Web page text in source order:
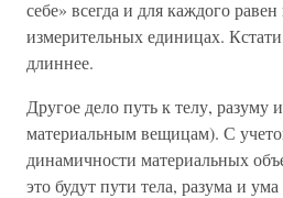
себе» всегда и для каждого
измерительных единицах.
длиннее.
Другое дело путь к телу, разуму
материальным вещицам). С
динамичности материальных
это будут пути тела, разума и